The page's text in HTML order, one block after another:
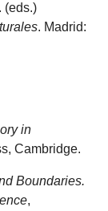
(eds.)
. Madrid:
in
Cambridge.
Boundaries.
,